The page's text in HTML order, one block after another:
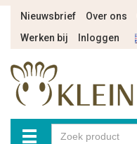
Nieuwsbrief Over ons
Werken bij
Inloggen